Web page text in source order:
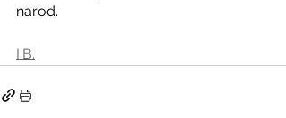
narod.
I.B.